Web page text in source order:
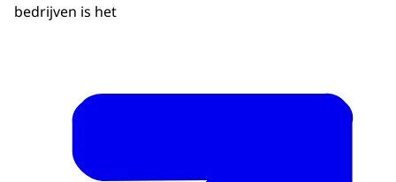
bedrijven is het